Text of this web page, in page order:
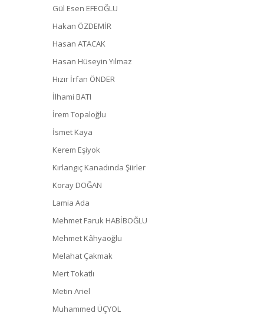
Gül Esen EFEOĞLU
Hakan ÖZDEMİR
Hasan ATACAK
Hasan Hüseyin Yılmaz
Hızır İrfan ÖNDER
İlhami BATI
İrem Topaloğlu
İsmet Kaya
Kerem Eşiyok
Kırlangıç Kanadında Şiirler
Koray DOĞAN
Lamia Ada
Mehmet Faruk HABİBOĞLU
Mehmet Kâhyaoğlu
Melahat Çakmak
Mert Tokatlı
Metin Ariel
Muhammed ÜÇYOL